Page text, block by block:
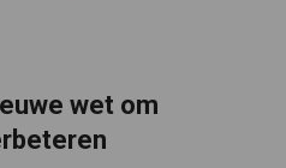
wet om